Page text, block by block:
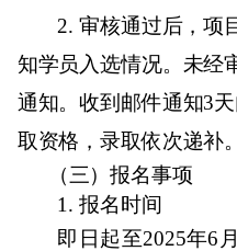
2.审核通过后，项
知学员入选情况。未经
通知。收到邮件通知3
取资格，录取依次递补。‍
（三）报名事项
1.报名时间
即日起至2025年6 月